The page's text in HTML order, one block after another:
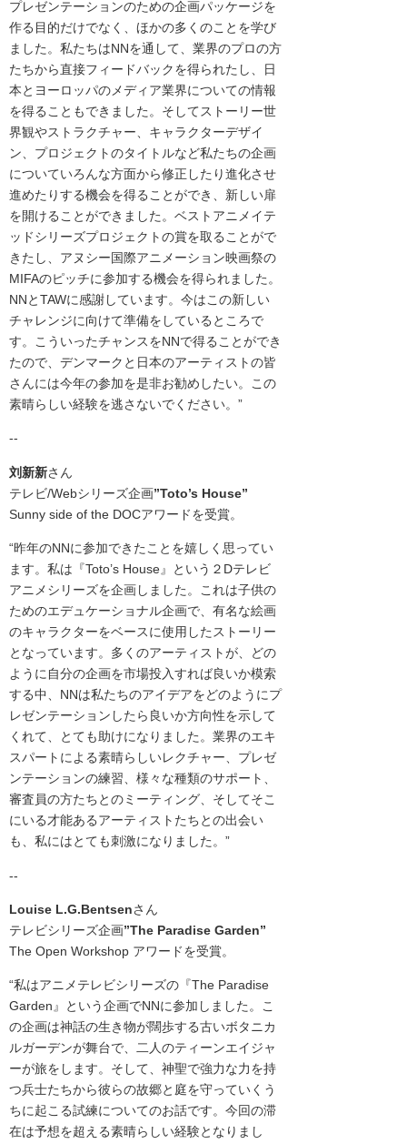
プレゼンテーションのための企画パッケージを
作る目的だけでなく、ほかの多くのことを学び
ました。私たちはNNを通して、業界のプロの方
たちから直接フィードバックを得られたし、日
本とヨーロッパのメディア業界についての情報
を得ることもできました。そしてストーリー世
界観やストラクチャー、キャラクターデザイ
ン、プロジェクトのタイトルなど私たちの企画
についていろんな方面から修正したり進化させ
進めたりする機会を得ることができ、新しい扉
を開けることができました。ベストアニメイテ
ッドシリーズプロジェクトの賞を取ることがで
きたし、アヌシー国際アニメーション映画祭の
MIFAのピッチに参加する機会を得られました。
NNとTAWに感謝しています。今はこの新しい
チャレンジに向けて準備をしているところで
す。こういったチャンスをNNで得ることができ
たので、デンマークと日本のアーティストの皆
さんには今年の参加を是非お勧めしたい。この
素晴らしい経験を逃さないでください。”
--
刘新新さん
テレビ/Webシリーズ企画”Toto’s House”
Sunny side of the DOCアワードを受賞。
“昨年のNNに参加できたことを嬉しく思ってい
ます。私は『Toto’s House』
という２Dテレビ
アニメシリーズを企画しました。これは子供の
ためのエデュケーショナル企画で、有名な絵画
のキャラクターをベースに使用したストーリー
となっています。多くのアーティストが、どの
ように自分の企画を市場投入すれば良いか模索
する中、NNは私たちのアイデアをどのようにプ
レゼンテーションしたら良いか方向性を示して
くれて、とても助けになりました。業界のエキ
スパートによる素晴らしいレクチャー、プレゼ
ンテーションの練習、様々な種類のサポート、
審査員の方たちとのミーティング、そしてそこ
にいる才能あるアーティストたちとの出会い
も、私にはとても刺激になりました。”
--
Louise L.G.Bentsenさん
テレビシリーズ企画”The Paradise Garden”
The Open Workshop アワードを受賞。
“私はアニメテレビシリーズの『The Paradise
Garden』
という企画でNNに参加しました。こ
の企画は神話の生き物が闊歩する古いボタニカ
ルガーデンが舞台で、二人のティーンエイジャ
ーが旅をします。そして、神聖で強力な力を持
つ兵士たちから彼らの故郷と庭を守っていくう
ちに起こる試練についてのお話です。今回の滞
在は予想を超える素晴らしい経験となりまし